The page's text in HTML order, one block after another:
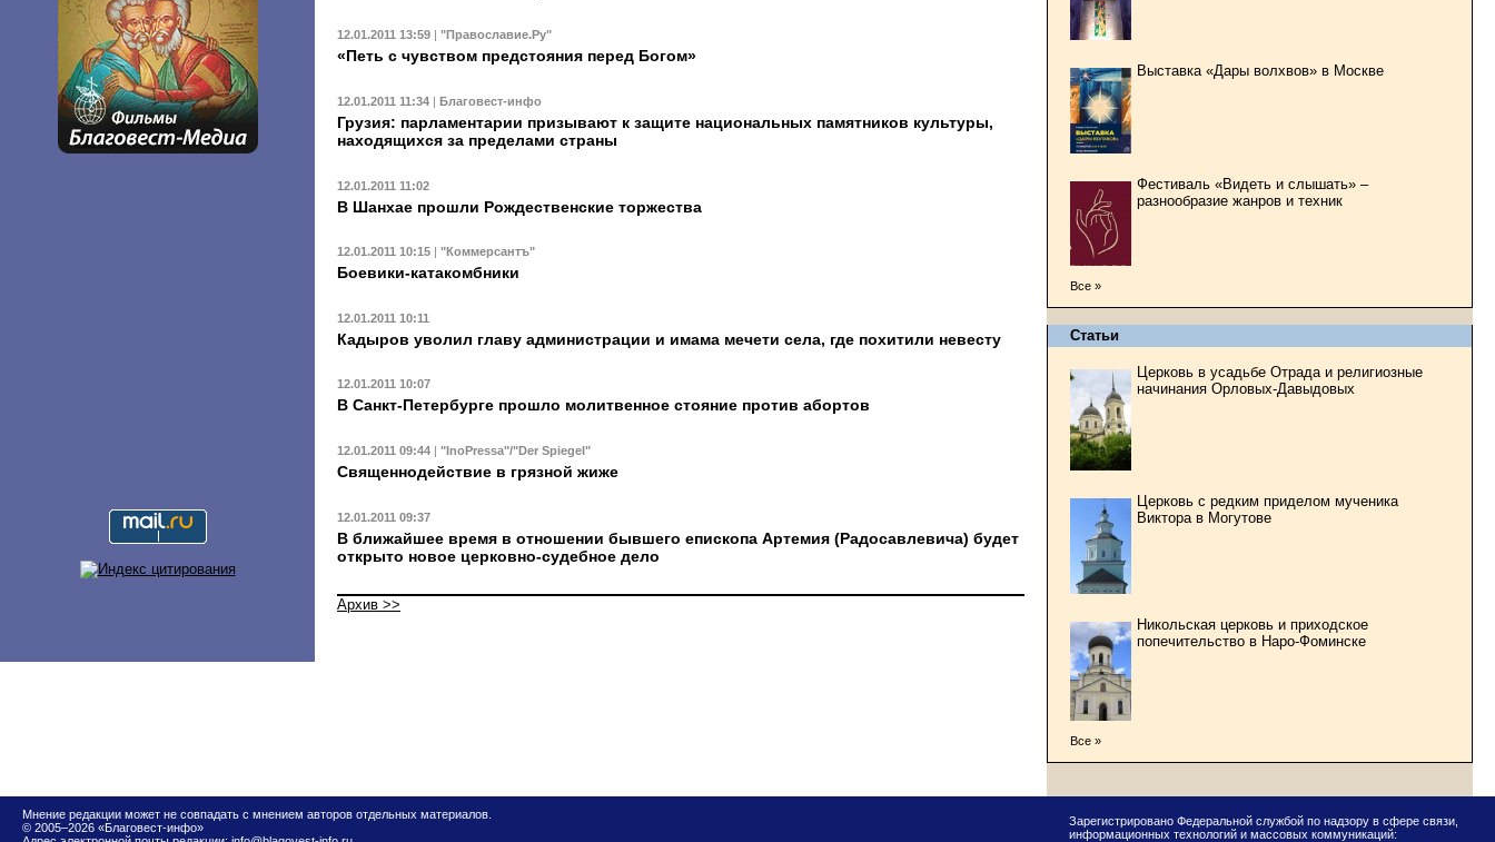
12.01.2011 13:59 "Православие.Ру"
«Петь с чувством предстояния перед Богом»
12.01.2011 11:34 | Благовест-инфо
Грузия: парламентарии призывают к защите национальных памятников культуры,
находящихся за пределами страны
12.01.2011 11:02
В Шанхае прошли Рождественские торжества
12.01.2011 10:15 | "Коммерсантъ"
Боевики-катакомбники
12.01.2011 10:11
Кадыров уволил главу администрации и имама мечети села, где похитили невесту
12.01.2011 10:07
В Санкт-Петербурге прошло молитвенное стояние против абортов
12.01.2011 09:44 | "InoPressa"/"Der Spiegel"
Священнодействие в грязной жиже
12.01.2011 09:37
В ближайшее время в отношении бывшего епископа Артемия (Радосавлевича) будет
открыто новое церковно-судебное дело
Архив >>
Выставка «Дары волхвов» в Москве
Фестиваль «Видеть и слышать» –
разнообразие жанров и техник
Все »
Статьи
Церковь в усадьбе Отрада и религиозные
начинания Орловых-Давыдовых
Церковь с редким приделом мученика
Виктора в Могутове
Никольская церковь и приходское
попечительство в Наро-Фоминске
Все »
Мнение редакции может не совпадать с мнением авторов отдельных материалов.
© 2005–2026 «Благовест-инфо»
Зарегистрировано Федеральной службой по надзору в сфере связи,
информационных технологий и массовых коммуникаций: